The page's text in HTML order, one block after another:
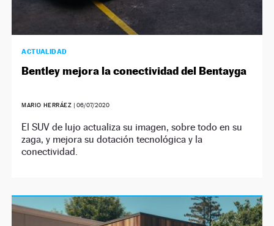
ACTUALIDAD
Bentley mejora la conectividad del Bentayga
MARIO HERRÁEZ | 06/07/2020
El SUV de lujo actualiza su imagen, sobre todo en su
zaga, y mejora su dotación tecnológica y la
conectividad.